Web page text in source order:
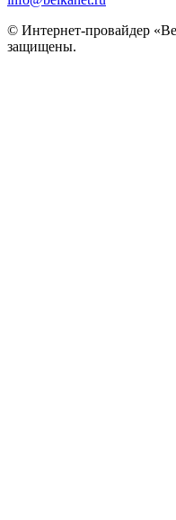
© Интернет-провайдер
защищены.